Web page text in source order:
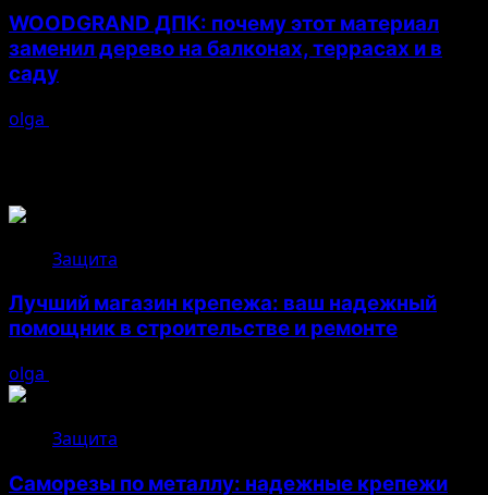
WOODGRAND ДПК: почему этот материал
заменил дерево на балконах, террасах и в
саду
olga
Защита
Лучший магазин крепежа: ваш надежный
помощник в строительстве и ремонте
olga
Защита
Саморезы по металлу: надежные крепежи